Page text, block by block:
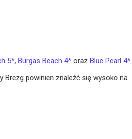
5*, Burgas Beach 4*oraz Blue Pearl 4*.
Brezg powinien znaleźć się wysoko na